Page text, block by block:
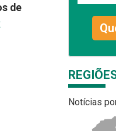
de
Notícias